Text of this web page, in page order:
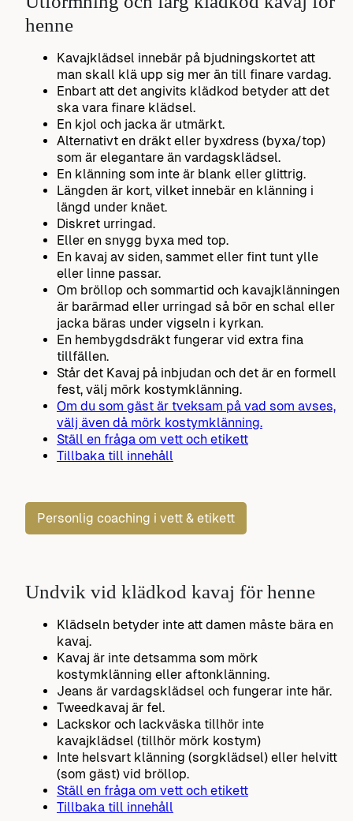
henne
Kavajklädsel innebär på bjudningskortet att
man skall klä upp sig mer än till finare vardag.
Enbart att det angivits klädkod betyder att det
ska vara finare klädsel.
En kjol och jacka är utmärkt.
Alternativt en dräkt eller byxdress (byxa/top)
som är elegantare än vardagsklädsel.
En klänning som inte är blank eller glittrig.
Längden är kort, vilket innebär en klänning i
längd under knäet.
Diskret urringad.
Eller en snygg byxa med top.
En kavaj av siden, sammet eller fint tunt ylle
eller linne passar.
Om bröllop och sommartid och kavajklänningen
är barärmad eller urringad så bör en schal eller
jacka bäras under vigseln i kyrkan.
En hembygdsdräkt fungerar vid extra fina
tillfällen.
Står det Kavaj på inbjudan och det är en formell
fest, välj mörk kostymklänning.
Om du som gäst är tveksam på vad som avses,
välj även då mörk kostymklänning.
Ställ en fråga om vett och etikett
Tillbaka till innehåll
Personlig coaching i vett & etikett
Undvik vid klädkod kavaj för henne
Klädseln betyder inte att damen måste bära en
kavaj.
Kavaj är inte detsamma som mörk
kostymklänning eller aftonklänning.
Jeans är vardagsklädsel och fungerar inte här.
Tweedkavaj är fel.
Lackskor och lackväska tillhör inte
kavajklädsel (tillhör mörk kostym)
Inte helsvart klänning (sorgklädsel) eller helvitt
(som gäst) vid bröllop.
Ställ en fråga om vett och etikett
Tillbaka till innehåll